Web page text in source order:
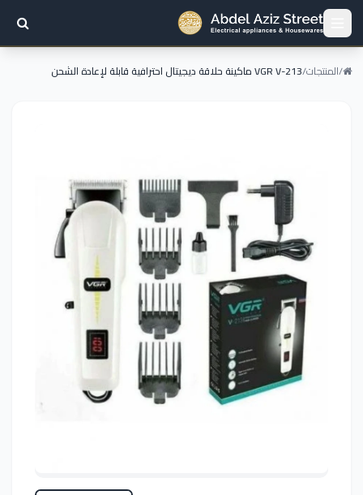
/المنتجات/VGR V-213 ماكينة حلاقة ديجيتال احترافية قابلة لإعادة الشحن